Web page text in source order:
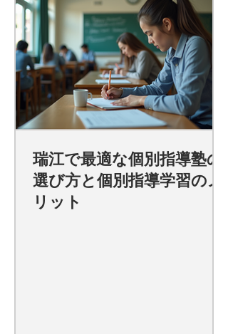
瑞江で最適な個別指導塾の
選び方と個別指導学習のメ
リット